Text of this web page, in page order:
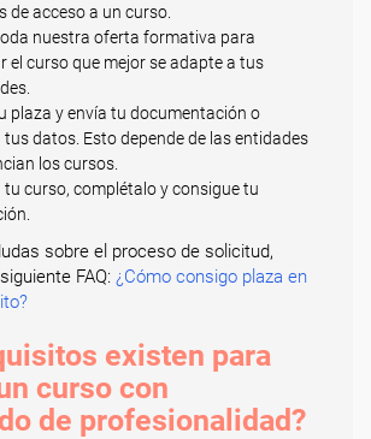
de acceso a un curso.
nuestra oferta formativa para
el curso que mejor se adapte a tus
plaza y envía tu documentación o
datos. Esto depende de las entidades
los cursos.
tu curso, complétalo y consigue tu
sobre el proceso de solicitud,
FAQ: ¿Cómo consigo plaza en
existen para
curso con
de profesionalidad?